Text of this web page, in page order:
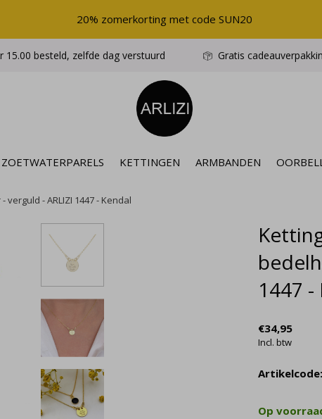
ZOETWATERPARELS KETTINGEN ARMBANDEN
15.00 besteld, zelfde dag verstuurd Gratis
20% zomerkorting met code SUN20
- ARLIZI 1447 - Kendal
1447 -
€34,95
Incl. btw
Artikelcode:
Op